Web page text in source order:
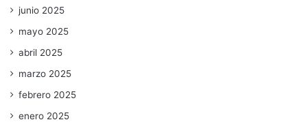
junio 2025
mayo 2025
abril 2025
marzo 2025
febrero 2025
enero 2025